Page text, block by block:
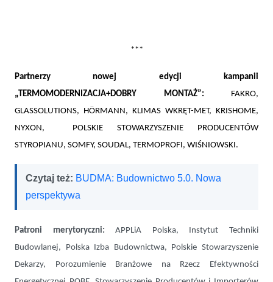
***
Partnerzy nowej edycji kampanii
„TERMOMODERNIZACJA+DOBRY MONTAŻ”:
FAKRO,
GLASSOLUTIONS, HÖRMANN, KLIMAS WKRĘT-MET, KRISHOME,
NYXON, POLSKIE STOWARZYSZENIE PRODUCENTÓW
STYROPIANU, SOMFY, SOUDAL, TERMOPROFI, WIŚNIOWSKI.
Czytaj też: BUDMA: Budownictwo 5.0. Nowa
perspektywa
Patroni merytoryczni: APPLiA Polska, Instytut Techniki
Budowlanej, Polska Izba Budownictwa, Polskie Stowarzyszenie
Dekarzy, Porozumienie Branżowe na Rzecz Efektywności